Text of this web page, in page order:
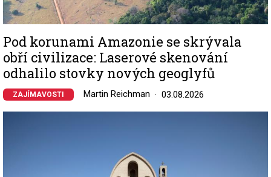
Pod korunami Amazonie se skrývala
obří civilizace: Laserové skenování
odhalilo stovky nových geoglyfů
ZAJÍMAVOSTI Martin Reichman 03.08.2026